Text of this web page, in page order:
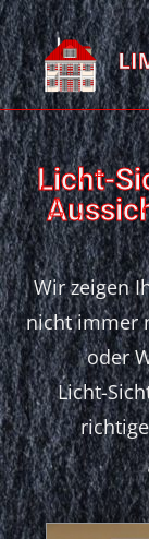
Licht-
Wir zeigen
nicht immer
oder
Licht-